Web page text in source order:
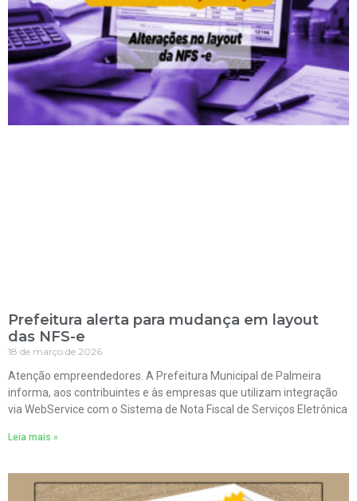
Prefeitura alerta para mudança em layout
das NFS-e
18 de março de 2026
Atenção empreendedores. A Prefeitura Municipal de Palmeira
informa, aos contribuintes e às empresas que utilizam integração
via WebService com o Sistema de Nota Fiscal de Serviços Eletrônica
Leia mais »